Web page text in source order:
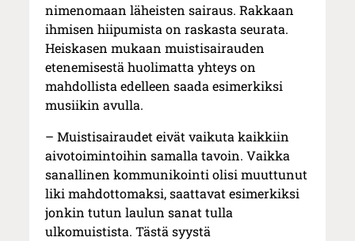
nimenomaan läheisten sairaus. Rakkaan
ihmisen hiipumista on raskasta seurata.
Heiskasen mukaan muistisairauden
etenemisestä huolimatta yhteys on
mahdollista edelleen saada esimerkiksi
musiikin avulla.
– Muistisairaudet eivät vaikuta kaikkiin
aivotoimintoihin samalla tavoin. Vaikka
sanallinen kommunikointi olisi muuttunut
liki mahdottomaksi, saattavat esimerkiksi
jonkin tutun laulun sanat tulla
ulkomuistista. Tästä syystä